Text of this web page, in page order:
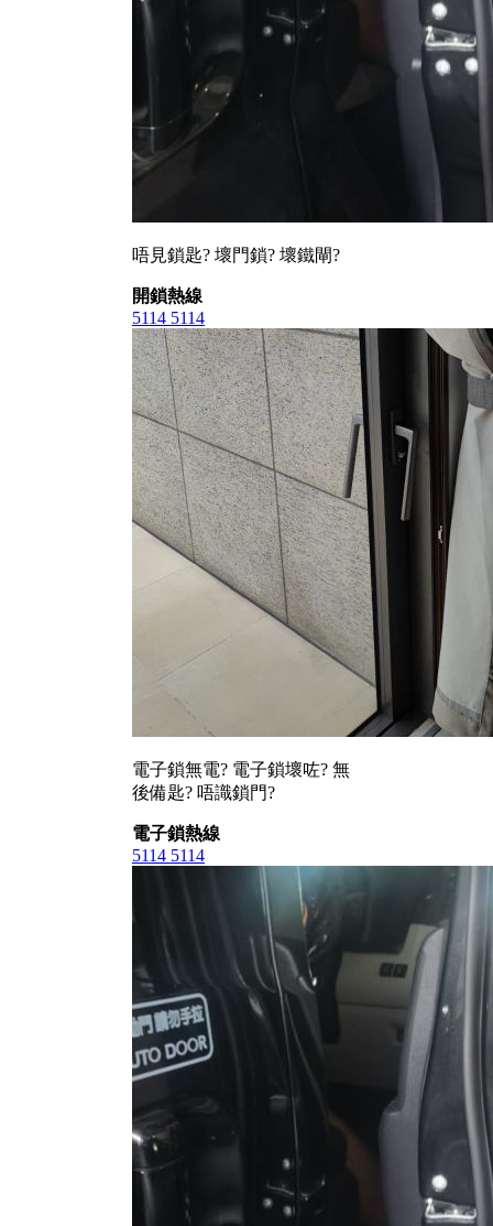
唔見鎖匙? 壞門鎖? 壞鐵閘?
開鎖熱線
5114 5114
電子鎖無電? 電子鎖壞咗? 無
後備匙? 唔識鎖門?
電子鎖熱線
5114 5114